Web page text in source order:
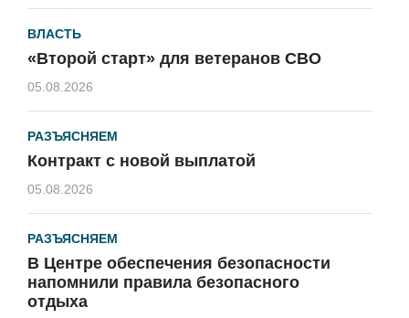
ВЛАСТЬ
«Второй старт» для ветеранов СВО
05.08.2026
РАЗЪЯСНЯЕМ
Контракт с новой выплатой
05.08.2026
РАЗЪЯСНЯЕМ
В Центре обеспечения безопасности
напомнили правила безопасного
отдыха